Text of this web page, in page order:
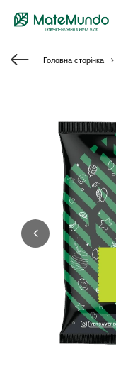
Головна сторінка